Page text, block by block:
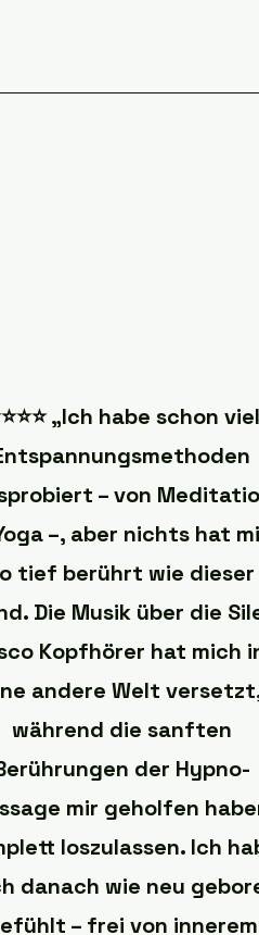
„Ich habe schon
– von
–, aber nichts hat
tief berührt wie dieser
Die Musik über die
Kopfhörer hat mich
andere Welt
während die sanften
der Hypno-
mir geholfen
loszulassen. Ich
danach wie neu
– frei von innerem